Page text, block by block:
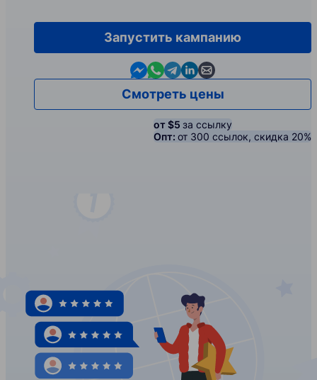
Запустить кампанию
Contact us in Messenger
Contact us in WhatsApp
Contact us in Telegram
Contact us in Linkedin
Contact us by email
Смотреть цены
от $5 за ссылку
Опт: от 300 ссылок, скидка 20%